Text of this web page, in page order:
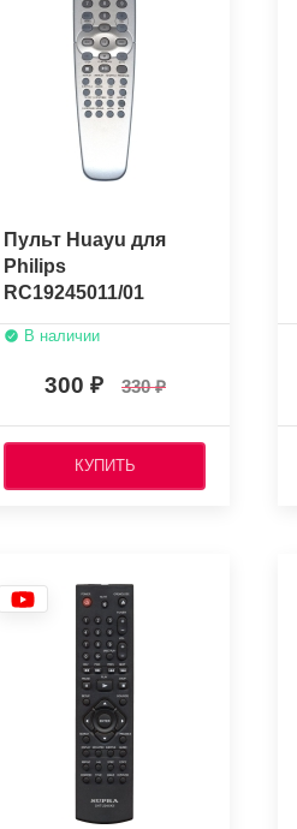
Пульт Huayu для
Philips
RC19245011/01
В наличии
300 330
КУПИТЬ